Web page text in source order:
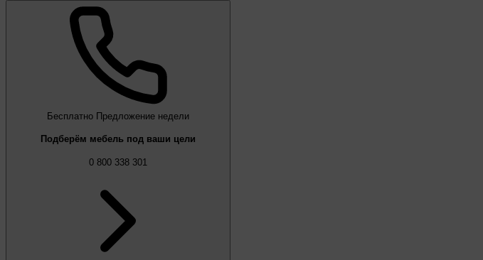
Бесплатно Предложение недели
Подберём мебель под ваши цели
0 800 338 301